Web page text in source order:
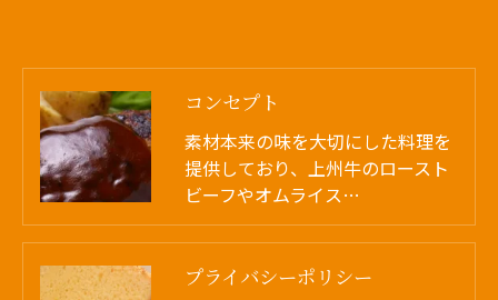
コンセプト
素材本来の味を大切にした料理を
提供しており、上州牛のロースト
ビーフやオムライス…
プライバシーポリシー